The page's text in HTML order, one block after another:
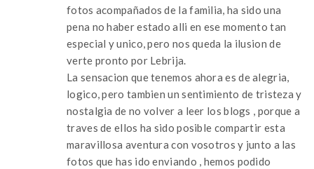
fotos acompañados de la familia, ha sido una
pena no haber estado alli en ese momento tan
especial y unico, pero nos queda la ilusion de
verte pronto por Lebrija.
La sensacion que tenemos ahora es de alegria,
logico, pero tambien un sentimiento de tristeza y
nostalgia de no volver a leer los blogs , porque a
traves de ellos ha sido posible compartir esta
maravillosa aventura con vosotros y junto a las
fotos que has ido enviando , hemos podido